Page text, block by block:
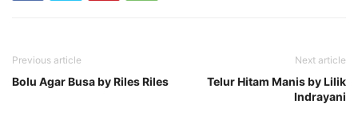
Previous article
Bolu Agar Busa by Riles Riles
Next article
Telur Hitam Manis by Lilik
Indrayani